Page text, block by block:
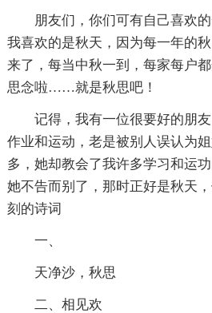
朋友们，你们可有自己喜欢
我喜欢的是秋天，因为每一年的
来了，每当中秋一到，每家每户
思念啦……就是秋思吧！
记得，我有一位很要好的朋
作业和运动，老是被别人误认为
多，她却教会了我许多学习和运
她不告而别了，那时正好是秋天
刻的诗词
一、
天净沙，秋思
二、相见欢